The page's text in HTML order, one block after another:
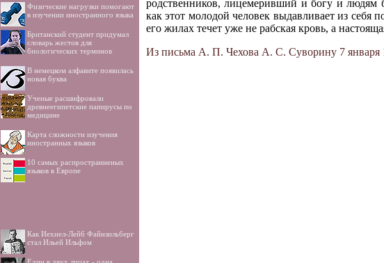
Физические нагрузки помогают
в изучении иностранного языка
Британский студент придумал
словарь жестов для
биологических терминов
В немецком алфавите появилась
новая буква
Ученые расшифровали
древнеегипетские папирусы по
медицине
Карта сложности изучения
иностранных языков
10 самых распространненых
языков в Европе
Как Иехиел-Лейб Файнзильберг
стал Ильей Ильфом
родственников, лицемеривший и богу и людям
как этот молодой человек выдавливает из себя
его жилах течет уже не рабская кровь, а
Из письма А. П. Чехова А. С. Суворину 7 января